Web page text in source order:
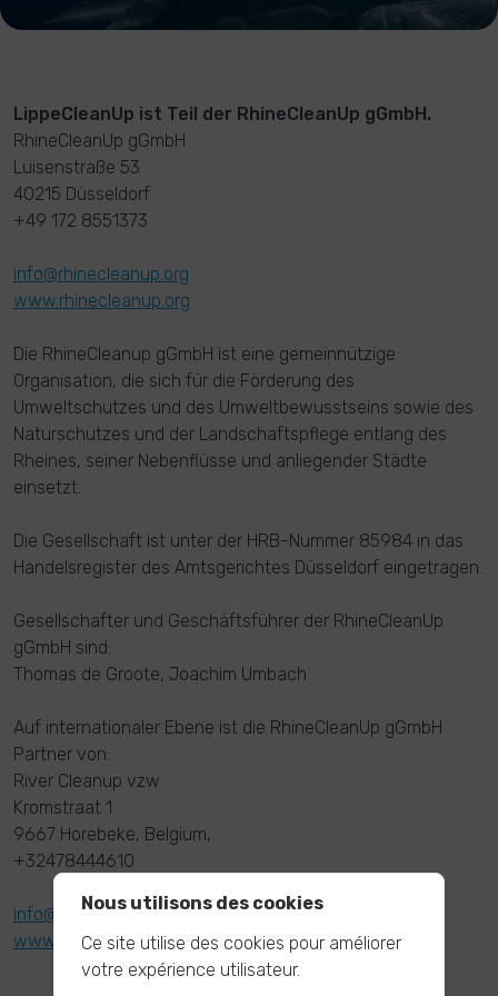
LippeCleanUp ist Teil der RhineCleanUp gGmbH.
RhineCleanUp gGmbH
Luisenstraße 53
40215 Düsseldorf
+49 172 8551373
info@rhinecleanup.org
www.rhinecleanup.org
Die RhineCleanup gGmbH ist eine gemeinnützige
Organisation, die sich für die Förderung des
Umweltschutzes und des Umweltbewusstseins sowie des
Naturschutzes und der Landschaftspflege entlang des
Rheines, seiner Nebenflüsse und anliegender Städte
einsetzt.
Die Gesellschaft ist unter der HRB-Nummer 85984 in das
Handelsregister des Amtsgerichtes Düsseldorf eingetragen.
Gesellschafter und Geschäftsführer der RhineCleanUp
gGmbH sind:
Thomas de Groote, Joachim Umbach
Auf internationaler Ebene ist die RhineCleanUp gGmbH
Partner von:
River Cleanup vzw
Kromstraat 1
9667 Horebeke, Belgium,
+32478444610
info@river-cleanup.org
www.river-cleanup.org
Nous utilisons des cookies
Ce site utilise des cookies pour améliorer
votre expérience utilisateur.